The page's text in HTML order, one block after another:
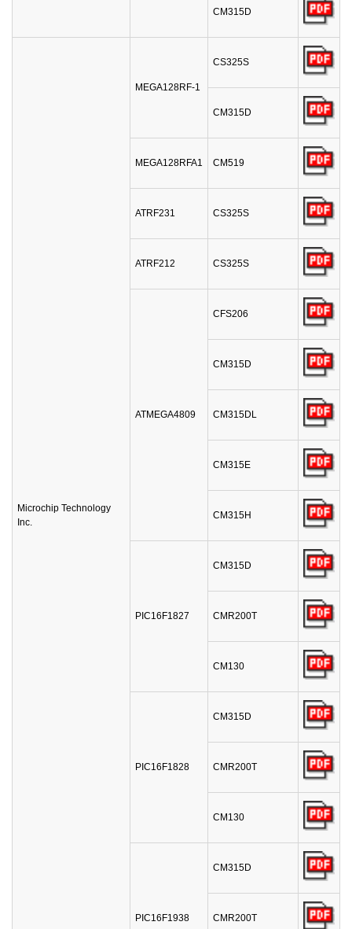
CM315D
Microchip Technology
Inc.
MEGA128RF-1
CS325S
CM315D
MEGA128RFA1 CM519
ATRF231 CS325S
ATRF212 CS325S
ATMEGA4809
CFS206
CM315D
CM315DL
CM315E
CM315H
PIC16F1827
CM315D
CMR200T
CM130
PIC16F1828
CM315D
CMR200T
CM130
PIC16F1938
CM315D
CMR200T